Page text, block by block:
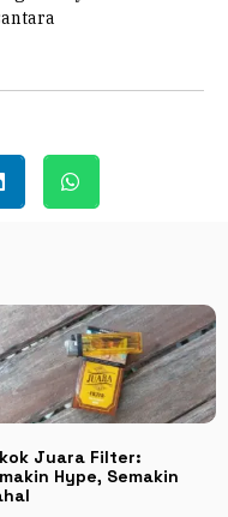
Juara Filter:
Hype, Semakin